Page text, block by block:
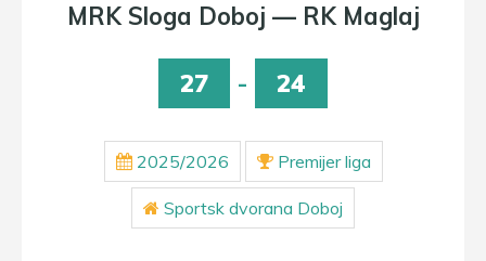
MRK Sloga Doboj — RK Maglaj
27 - 24
2025/2026 Premijer liga
Sportsk dvorana Doboj